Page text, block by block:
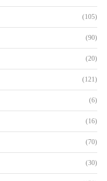
(105)
(90)
(20)
(121)
(6)
(16)
(70)
(30)